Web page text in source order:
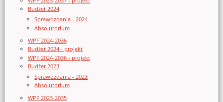
Budżet 2024
Sprawozdania - 2024
Absolutorium
WPF 2024-2036
Budżet 2024 - projekt
WPF 2024-2036 - projekt
Budżet 2023
Sprawozdania - 2023
Absolutorium
WPF 2023-2035